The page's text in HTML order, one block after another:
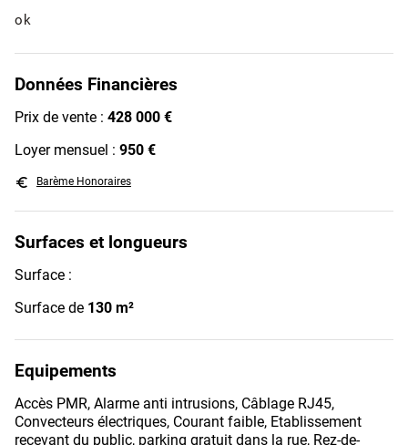
ok
Données Financières
Prix de vente : 428 000 €
Loyer mensuel : 950 €
euro_symbol Barème Honoraires
Surfaces et longueurs
Surface :
Surface de 130 m²
Equipements
Accès PMR, Alarme anti intrusions, Câblage RJ45,
Convecteurs électriques, Courant faible, Etablissement
recevant du public, parking gratuit dans la rue, Rez-de-